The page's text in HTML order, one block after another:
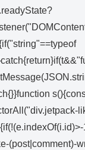
(post|comment)-